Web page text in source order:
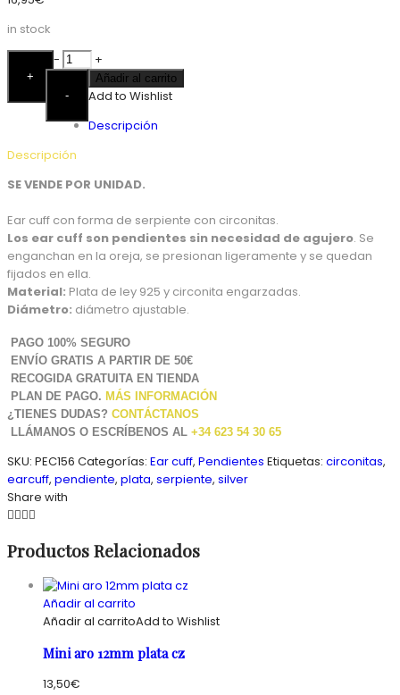
in stock
+
- Ear
Cuff
Serpiente
Plata
cantidad
+
-
Añadir al carrito
Add to Wishlist
Descripción
Descripción
SE VENDE POR UNIDAD.
Ear cuff con forma de serpiente con circonitas.
Los ear cuff son pendientes sin necesidad de agujero. Se
enganchan en la oreja, se presionan ligeramente y se quedan
fijados en ella.
Material: Plata de ley 925 y circonita engarzadas.
Diámetro: diámetro ajustable.
PAGO 100% SEGURO
ENVÍO GRATIS A PARTIR DE 50€
RECOGIDA GRATUITA EN TIENDA
PLAN DE PAGO. MÁS INFORMACIÓN
¿TIENES DUDAS? CONTÁCTANOS
LLÁMANOS O ESCRÍBENOS AL +34 623 54 30 65
SKU: PEC156 Categorías: Ear cuff, Pendientes Etiquetas: circonitas,
earcuff, pendiente, plata, serpiente, silver
Share with
Productos Relacionados
Añadir al carrito
Añadir al carritoAdd to Wishlist
Mini aro 12mm plata cz
13,50€